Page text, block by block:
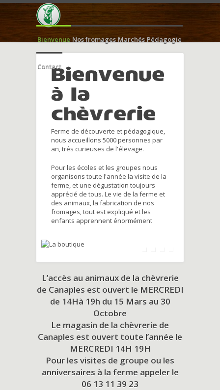
Bienvenue Nos fromages Marchés Pédagogie
ContactBienvenue
à la
chèvrerie
Ferme de découverte et pédagogique,
nous accueillons 5000 personnes par
an, trés curieuses de l'élevage.
Pour les écoles et les groupes nous
organisons toute l'année la visite de la
ferme, et une dégustation toujours
apprécié de tous. Le vie de la ferme et
des animaux, la fabrication de nos
fromages, tout est expliqué et les
enfants apprennent énormément
L’accès au animaux de la chèvrerie
de Canaples est ouvert le MERCREDI
de 14Hà 19h du 15 Mars au 30
Octobre
Le magasin de la chèvrerie de
Canaples est ouvert toute l’année le
MERCREDI 14H 19H
Pour les visites de groupe ou les
anniversaires à la ferme appeler le
06 13 11 39 23